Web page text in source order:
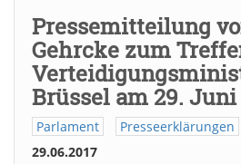
Pressemitteilung
Gehrcke zum
Brüssel am 29. Juni
Parlament
Presseerklärungen
29.06.2017